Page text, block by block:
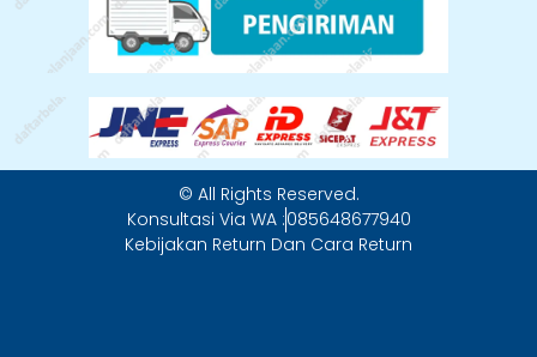
© All Rights Reserved.
Konsultasi Via WA :085648677940
Kebijakan Return Dan Cara Return